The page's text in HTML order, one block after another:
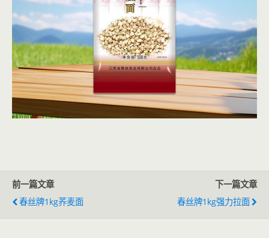
前一篇文章
春丝牌1kg荞麦面
下一篇文章
春丝牌1kg强力拉面